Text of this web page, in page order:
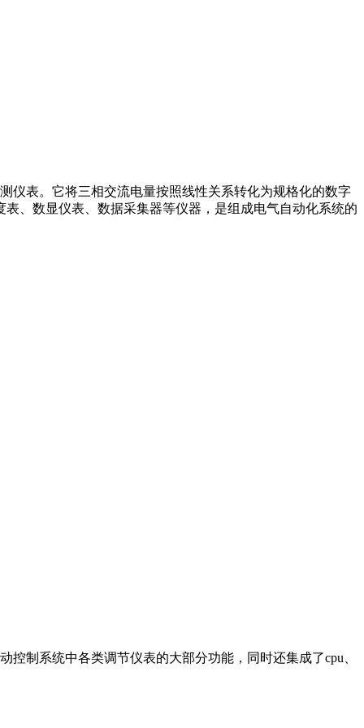
仪表。它将三相交流电量按照线性关系转化为规格化的数字
、数显仪表、数据采集器等仪器，是组成电气自动化系统的
制系统中各类调节仪表的大部分功能，同时还集成了cpu、